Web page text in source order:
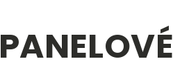
PANELOVÉ